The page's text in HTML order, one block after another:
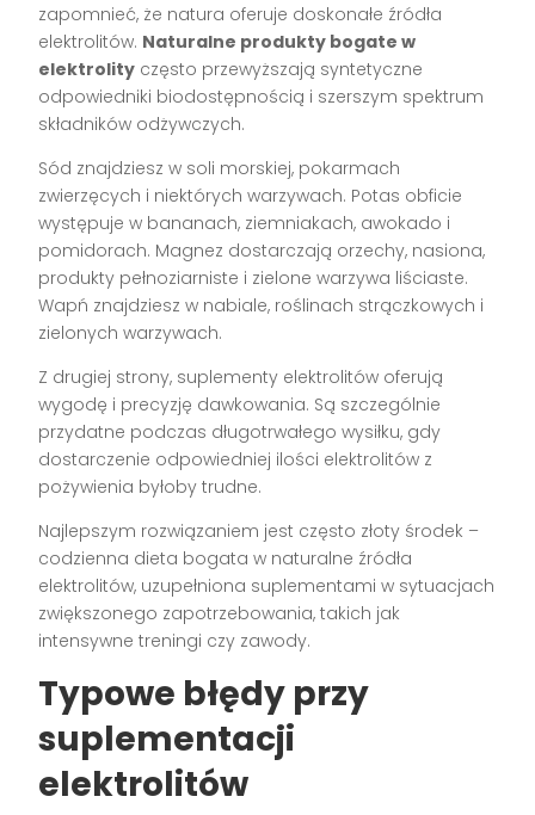
zapomnieć, że natura oferuje doskonałe źródła
elektrolitów. Naturalne produkty bogate w
elektrolity często przewyższają syntetyczne
odpowiedniki biodostępnością i szerszym spektrum
składników odżywczych.
Sód znajdziesz w soli morskiej, pokarmach
zwierzęcych i niektórych warzywach. Potas obficie
występuje w bananach, ziemniakach, awokado i
pomidorach. Magnez dostarczają orzechy, nasiona,
produkty pełnoziarniste i zielone warzywa liściaste.
Wapń znajdziesz w nabiale, roślinach strączkowych i
zielonych warzywach.
Z drugiej strony, suplementy elektrolitów oferują
wygodę i precyzję dawkowania. Są szczególnie
przydatne podczas długotrwałego wysiłku, gdy
dostarczenie odpowiedniej ilości elektrolitów z
pożywienia byłoby trudne.
Najlepszym rozwiązaniem jest często złoty środek –
codzienna dieta bogata w naturalne źródła
elektrolitów, uzupełniona suplementami w sytuacjach
zwiększonego zapotrzebowania, takich jak
intensywne treningi czy zawody.
Typowe błędy przy
suplementacji
elektrolitów